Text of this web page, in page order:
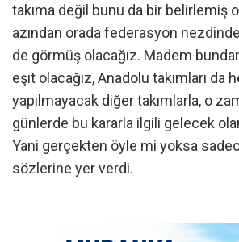
takıma değil bunu da bir belirlemiş
azından orada federasyon
de görmüş olacağız. Madem
eşit olacağız, Anadolu takımları da
yapılmayacak diğer takımlarla, o
günlerde bu kararla ilgili gelecek
Yani gerçekten öyle mi yoksa
sözlerine yer verdi.